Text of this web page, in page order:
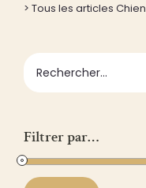
> Tous les articles Chien
Filtrer par…